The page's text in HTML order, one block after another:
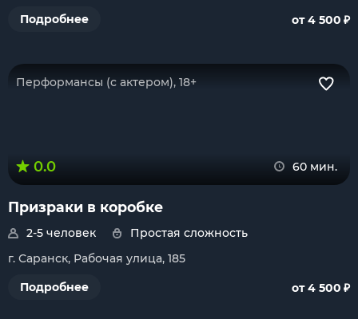
Подробнее
от 4 500 ₽
Перформансы (с актером), 18+
0.0 60 мин.
Призраки в коробке
2-5 человек
Простая сложность
г. Саранск, Рабочая улица, 185
Подробнее
от 4 500 ₽